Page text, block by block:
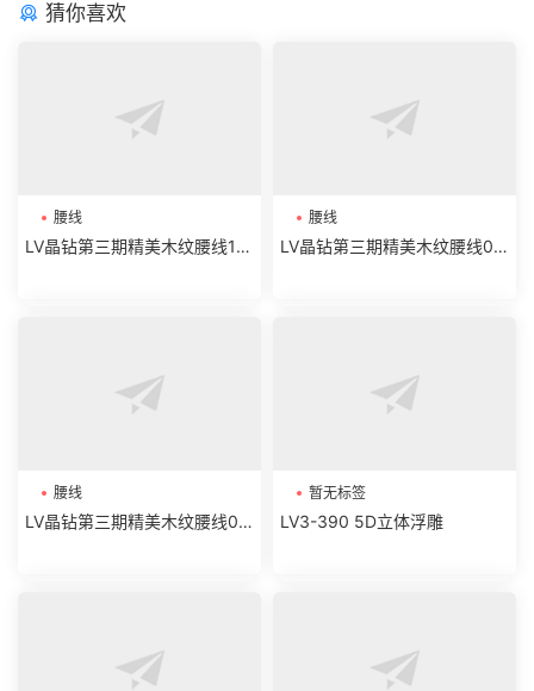
猜你喜欢
腰线
LV晶钻第三期精美木纹腰线19-
腰线
LV晶钻第三期精美木纹腰线07
腰线
LV晶钻第三期精美木纹腰线01-
暂无标签
LV3-390 5D立体浮雕